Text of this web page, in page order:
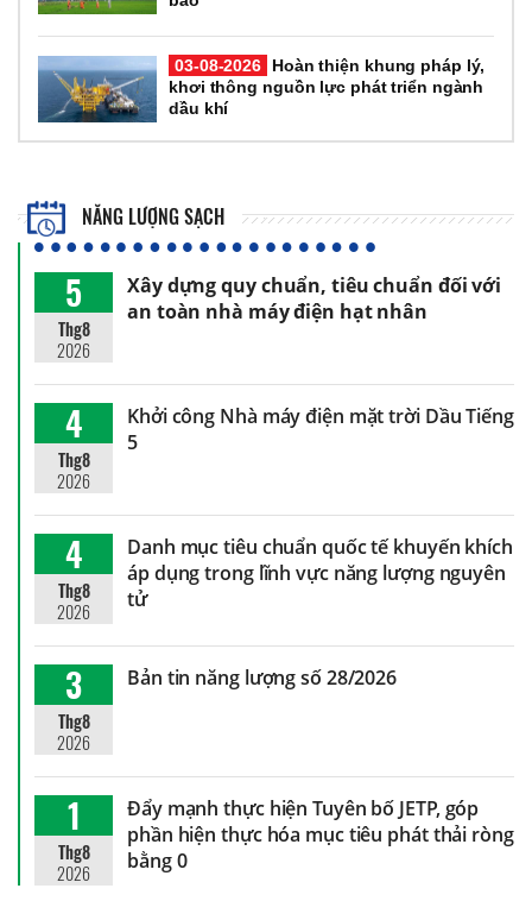
03-08-2026
Hoàn thiện khung pháp lý,
khơi thông nguồn lực phát triển ngành
dầu khí
NĂNG LƯỢNG SẠCH
5
Thg8
2026
Xây dựng quy chuẩn, tiêu chuẩn đối với
an toàn nhà máy điện hạt nhân
4
Thg8
2026
Khởi công Nhà máy điện mặt trời Dầu Tiếng
5
4
Thg8
2026
Danh mục tiêu chuẩn quốc tế khuyến khích
áp dụng trong lĩnh vực năng lượng nguyên
tử
3
Thg8
2026
Bản tin năng lượng số 28/2026
1
Thg8
2026
Đẩy mạnh thực hiện Tuyên bố JETP, góp
phần hiện thực hóa mục tiêu phát thải ròng
bằng 0